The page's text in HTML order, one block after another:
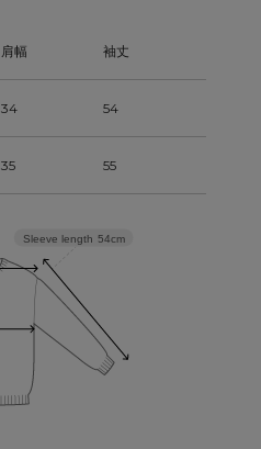
肩幅 袖丈
34 54
35 55
Sleeve length 54cm